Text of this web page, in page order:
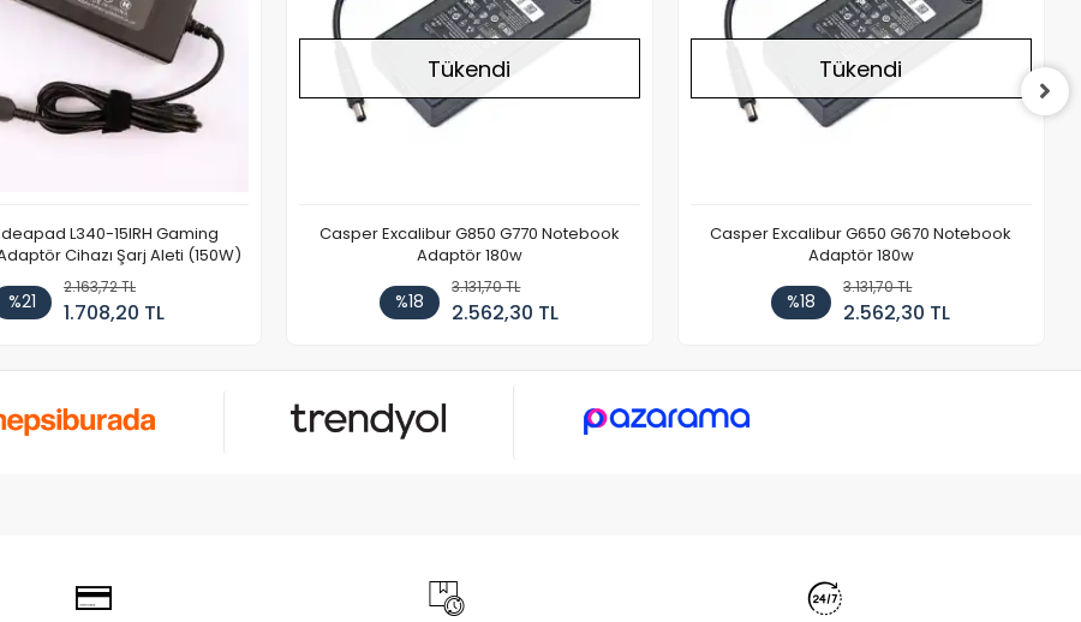
L340-15IRH Gaming
Cihazı Şarj Aleti (150W)
%21
2.163,72 TL
1.708,20 TL
Tükendi
Casper Excalibur G850 G770 Notebook
Adaptör 180w
%18
3.131,70 TL
2.562,30 TL
Tükendi
Casper Excalibur G650 G670 Notebook
Adaptör 180w
%18
3.131,70 TL
2.562,30 TL